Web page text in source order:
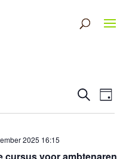
Zoeken
Zoeken
Dag
2025 16:15